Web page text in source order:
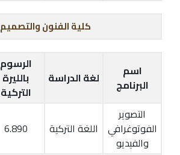
كلية الفنون والتصميم
اسم
البرنامج
لغة الدراسة
الرسوم
بالليرة
التركية
التصوير
الفوتوغرافي
والفيديو
اللغة التركية 6.890